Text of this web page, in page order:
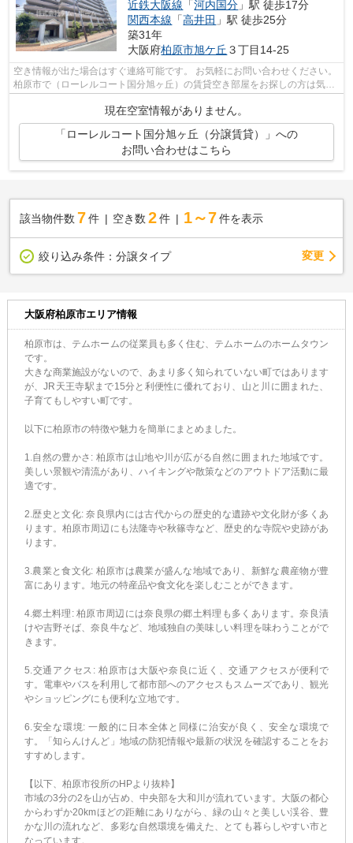
近鉄大阪線 「河内国分 」駅 徒歩17分
関西本線 「高井田 」駅 徒歩25分
築31年
大阪府柏原市旭ケ丘 ３丁目14-25
空き情報が出た場合はすぐ連絡可能です。 お気軽にお問い合わせください。
柏原市で（ローレルコート国分旭ヶ丘）の賃貸空き部屋をお探しの方は気軽
現在空室情報がありません。
「ローレルコート国分旭ヶ丘（分譲賃貸）」への
お問い合わせはこちら
該当物件数 7件 空き数 2 件 1～7 件を表示
絞り込み条件： 分譲タイプ 変更
大阪府柏原市エリア情報
柏原市は、テムホームの従業員も多く住む、テムホームのホームタウン
です。
大きな商業施設がないので、あまり多く知られていない町ではあります
が、JR天王寺駅まで15分と利便性に優れており、山と川に囲まれた、
子育てもしやすい町です。
以下に柏原市の特徴や魅力を簡単にまとめました。
1.自然の豊かさ: 柏原市は山地や川が広がる自然に囲まれた地域です。
美しい景観や清流があり、ハイキングや散策などのアウトドア活動に最
適です。
2.歴史と文化: 奈良県内には古代からの歴史的な遺跡や文化財が多くあ
ります。柏原市周辺にも法隆寺や秋篠寺など、歴史的な寺院や史跡があ
ります。
3.農業と食文化: 柏原市は農業が盛んな地域であり、新鮮な農産物が豊
富にあります。地元の特産品や食文化を楽しむことができます。
4.郷土料理: 柏原市周辺には奈良県の郷土料理も多くあります。奈良漬
けや吉野そば、奈良牛など、地域独自の美味しい料理を味わうことがで
きます。
5.交通アクセス: 柏原市は大阪や奈良に近く、交通アクセスが便利で
す。電車やバスを利用して都市部へのアクセスもスムーズであり、観光
やショッピングにも便利な立地です。
6.安全な環境: 一般的に日本全体と同様に治安が良く、安全な環境で
す。「知らんけんど」地域の防犯情報や最新の状況を確認することをお
すすめします。
【以下、柏原市役所のHPより抜粋】
市域の3分の2を山が占め、中央部を大和川が流れています。大阪の都心
からわずか20kmほどの距離にありながら、緑の山々と美しい渓谷、豊
かな川の流れなど、多彩な自然環境を備えた、とても暮らしやすい市と
なっています。